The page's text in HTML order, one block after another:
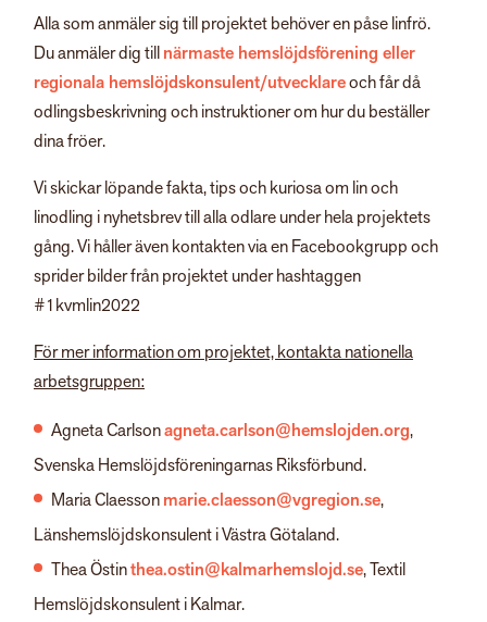
Alla som anmäler sig till projektet behöver en påse linfrö.
Du anmäler dig tillnärmaste hemslöjdsförening eller
regionala hemslöjdskonsulent/utvecklareoch får då
odlingsbeskrivning och instruktioner om hur du beställer
dina fröer.
Vi skickar löpande fakta, tips och kuriosa om lin och
linodling i nyhetsbrev till alla odlare under hela projektets
gång. Vi håller även kontakten via en Facebookgrupp och
sprider bilder från projektet under hashtaggen
#1kvmlin2022
För mer information om projektet, kontakta nationella
arbetsgruppen:
Agneta Carlsonagneta.carlson@hemslojden.org,
Svenska Hemslöjdsföreningarnas Riksförbund.
Maria Claessonmarie.claesson@vgregion.se,
Länshemslöjdskonsulent i Västra Götaland.
Thea Östinthea.ostin@kalmarhemslojd.se, Textil
Hemslöjdskonsulent i Kalmar.